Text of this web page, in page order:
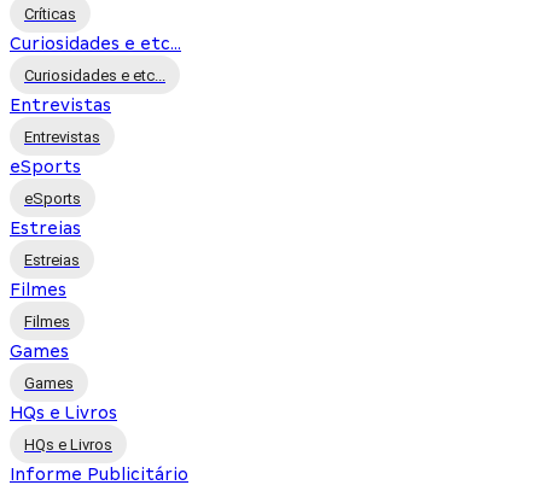
Críticas
Curiosidades e etc...
Curiosidades e etc...
Entrevistas
Entrevistas
eSports
eSports
Estreias
Estreias
Filmes
Filmes
Games
Games
HQs e Livros
HQs e Livros
Informe Publicitário